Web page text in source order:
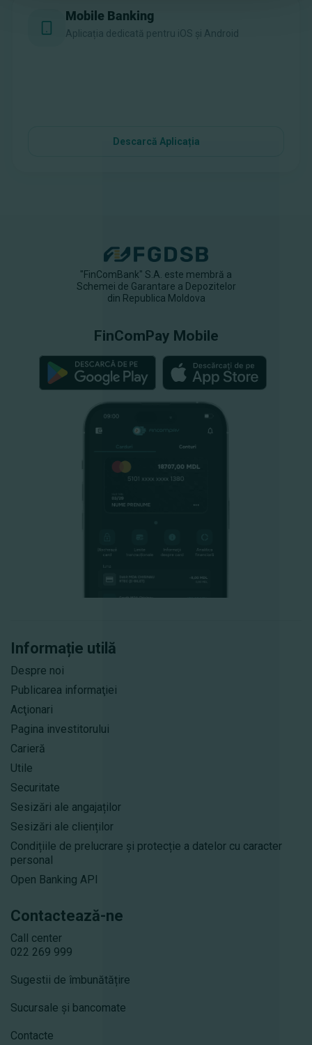
Mobile Banking
Aplicația dedicată pentru iOS și Android
Descarcă Aplicația
Informație utilă
Despre noi
Publicarea informaţiei
Acţionari
Pagina investitorului
Carieră
Utile
Securitate
Sesizări ale angajaților
Sesizări ale clienților
Condițiile de prelucrare și protecție a datelor cu caracter
personal
Open Banking API
Contactează-ne
Call center
022 269 999
Sugestii de îmbunătățire
Sucursale și bancomate
Contacte
"FinComBank" S.A. este membră a
Schemei de Garantare a Depozitelor
din Republica Moldova
FinComPay Mobile